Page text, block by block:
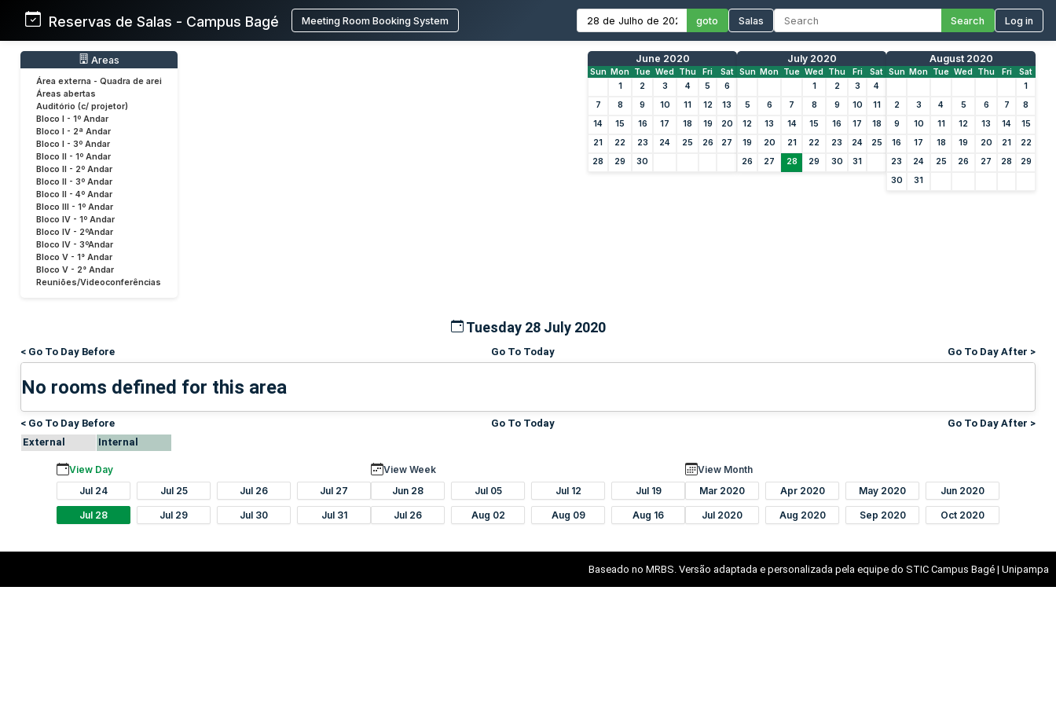
Reservas de Salas - Campus Bagé Meeting Room Booking System goto Salas Search Log in
Areas
Área externa - Quadra de arei
Áreas abertas
Auditório (c/ projetor)
Bloco I - 1º Andar
Bloco I - 2ª Andar
Bloco I - 3º Andar
Bloco II - 1º Andar
Bloco II - 2º Andar
Bloco II - 3º Andar
Bloco II - 4º Andar
Bloco III - 1º Andar
Bloco IV - 1º Andar
Bloco IV - 2ºAndar
Bloco IV - 3ºAndar
Bloco V - 1° Andar
Bloco V - 2° Andar
Reuniões/Videoconferências
June 2020
Sun Mon Tue Wed Thu Fri
Sat
1
2 3 4 5
6
7
8 9 10 11 12
13
14
15 16 17 18 19
20
21
22 23 24 25 26
27
28
29 30
July 2020
Sun Mon Tue Wed Thu Fri
Sat
1
2 3
4
5
6 7 8 9 10
11
12
13 14 15 16 17
18
19
20 21 22 23 24
25
26
27 28 29 30 31
August 2020
Sun Mon Tue Wed Thu Fri
Sat
1
2
3 4 5 6 7
8
9
10 11 12 13 14
15
16
17 18 19 20 21
22
23
24 25 26 27 28
29
30
31
Tuesday 28 July 2020
< Go To Day Before Go To Today Go To Day After >
No rooms defined for this area
< Go To Day Before Go To Today
Go To Day After >
External
Internal
View Day
Jul 24
Jul 25 Jul 26 Jul 27
Jul 28 Jul 29 Jul 30 Jul 31
View Week
Jun 28
Jul 05 Jul 12 Jul 19
Jul 26 Aug 02 Aug 09 Aug 16
View Month
Mar 2020
Apr 2020 May 2020 Jun 2020
Jul 2020 Aug 2020 Sep 2020 Oct 2020
Baseado no MRBS. Versão adaptada e personalizada pela equipe do STIC Campus Bagé | Unipampa